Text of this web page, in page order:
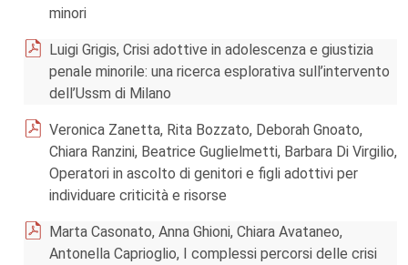
minori
Luigi Grigis, Crisi adottive in adolescenza e giustizia
penale minorile: una ricerca esplorativa sull’intervento
dell’Ussm di Milano
Veronica Zanetta, Rita Bozzato, Deborah Gnoato,
Chiara Ranzini, Beatrice Guglielmetti, Barbara Di Virgilio,
Operatori in ascolto di genitori e figli adottivi per
individuare criticità e risorse
Marta Casonato, Anna Ghioni, Chiara Avataneo,
Antonella Caprioglio, I complessi percorsi delle crisi